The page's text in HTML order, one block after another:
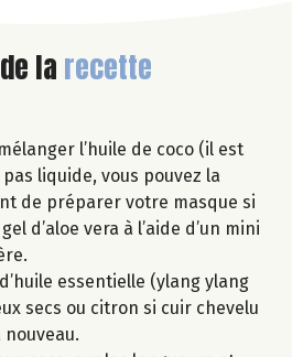
de la recette
l’huile de coco (il est
liquide, vous pouvez la
de préparer votre masque si
d’aloe vera à l’aide d’un mini
essentielle (ylang ylang
secs ou citron si cuir chevelu